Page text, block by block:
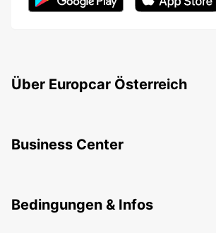
Über Europcar Österreich
Business Center
Bedingungen & Infos